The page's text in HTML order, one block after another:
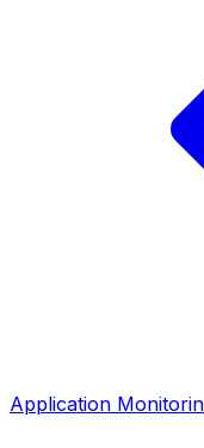
Application